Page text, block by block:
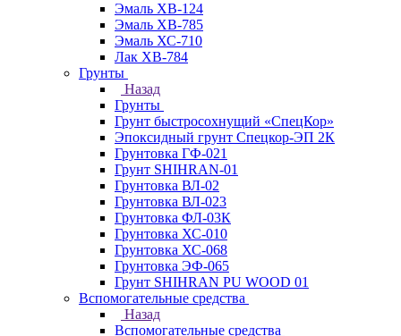
Эмаль ХВ-124
Эмаль ХВ-785
Эмаль ХС-710
Лак ХВ-784
Грунты
Назад
Грунты
Грунт быстросохнущий «СпецКор»
Эпоксидный грунт Спецкор-ЭП 2К
Грунтовка ГФ-021
Грунт SHIHRAN-01
Грунтовка ВЛ-02
Грунтовка ВЛ-023
Грунтовка ФЛ-03К
Грунтовка ХС-010
Грунтовка ХС-068
Грунтовка ЭФ-065
Грунт SHIHRAN PU WOOD 01
Вспомогательные средства
Назад
Вспомогательные средства